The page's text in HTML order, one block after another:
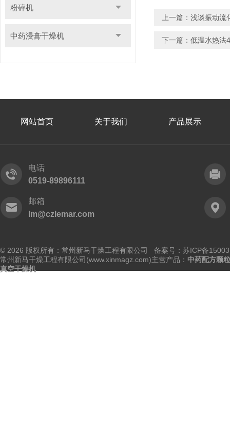
粉碎机
中药浸膏干燥机
上一篇： 浅谈振动流
下一篇： 低温水热法
网站首页 关于我们 产品展示
电话
0519-89896111
邮箱
lm@czlemar.com
© 2026 版权所有：常州新马干燥工程有限公司 备案号： 苏ICP备
常州新马干燥工程有限公司(www.xinmagz.com)主营产品： 中药配方颗
真空干燥机